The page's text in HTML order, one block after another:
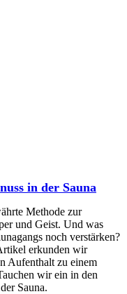
in der Sauna
Methode zur
und Geist. Und was
noch verstärken?
erkunden wir
Aufenthalt zu einem
wir ein in den
Sauna.